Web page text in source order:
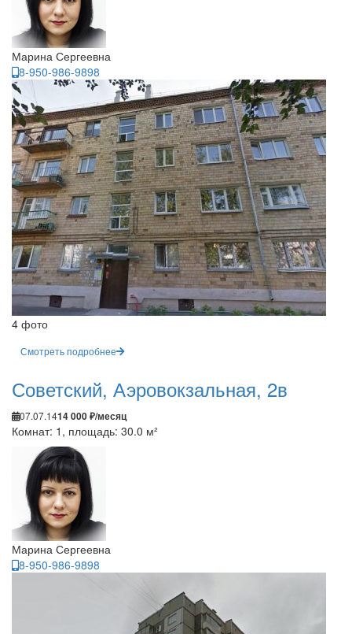
Марина Сергеевна
8-950-986-9898
4 фото
Смотреть подробнее
Советский, Аэровокзальная, 2в
07.07.1414 000 ₽/месяц
Комнат: 1, площадь: 30.0 м²
Марина Сергеевна
8-950-986-9898